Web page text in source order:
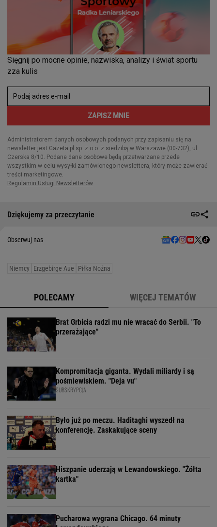
Dziękujemy za przeczytanie
Obserwuj nas
Niemcy Erzgebirge Aue Piłka Nożna
POLECAMY WIĘCEJ TEMATÓW
Brat Grbicia radzi mu nie wracać do Serbii. "To
przerażające"
Kompromitacja giganta. Wydali miliardy i są
pośmiewiskiem. "Deja vu"
SUBSKRYPCJA
Było już po meczu. Haditaghi wyszedł na
konferencję. Zaskakujące sceny
Hiszpanie uderzają w Lewandowskiego. "Żółta
kartka"
Pucharowa wygrana Chicago. 64 minuty